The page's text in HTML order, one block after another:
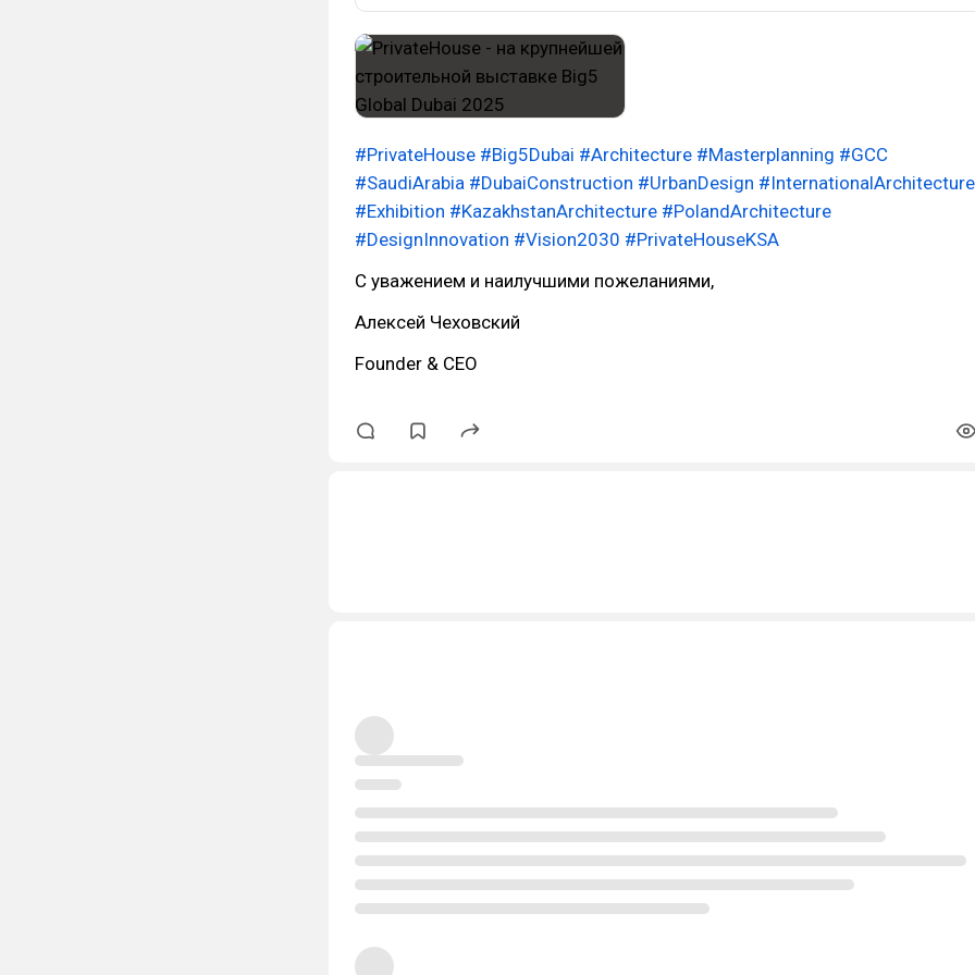
#PrivateHouse #Big5Dubai #Architecture #Masterplanning #GCC
#SaudiArabia #DubaiConstruction #UrbanDesign #InternationalArchitecture
#Exhibition #KazakhstanArchitecture #PolandArchitecture
#DesignInnovation #Vision2030 #PrivateHouseKSA
С уважением и наилучшими пожеланиями,
Алексей Чеховский
Founder & CEO